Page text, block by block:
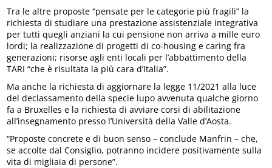
Tra le altre proposte “pensate per le categorie più fragili” la
richiesta di studiare una prestazione assistenziale integrativa
per tutti quegli anziani la cui pensione non arriva a mille euro
lordi; la realizzazione di progetti di co-housing e caring fra
generazioni; risorse agli enti locali per l’abbattimento della
TARI “che è risultata la più cara d’Italia”.
Ma anche la richiesta di aggiornare la legge 11/2021 alla luce
del declassamento della specie lupo avvenuta qualche giorno
fa a Bruxelles e la richiesta di avviare corsi di abilitazione
all’insegnamento presso l’Università della Valle d’Aosta.
“Proposte concrete e di buon senso – conclude Manfrin – che,
se accolte dal Consiglio, potranno incidere positivamente sulla
vita di migliaia di persone”.